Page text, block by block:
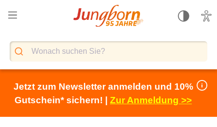
springen
Jetzt zum Newsletter anmelden und 10%
Gutschein* sichern! | Zur Anmeldung >>